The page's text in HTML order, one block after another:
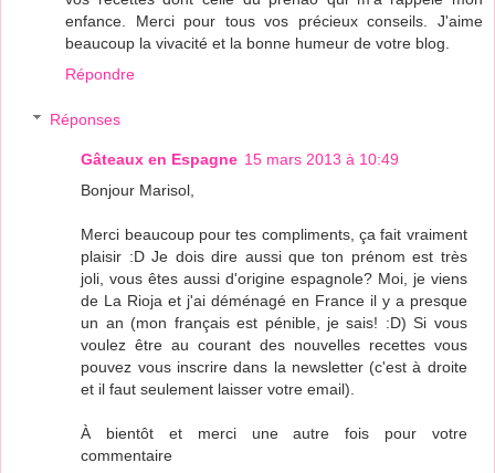
enfance. Merci pour tous vos précieux conseils. J'aime
beaucoup la vivacité et la bonne humeur de votre blog.
Répondre
Réponses
Gâteaux en Espagne 15 mars 2013 à 10:49
Bonjour Marisol,
Merci beaucoup pour tes compliments, ça fait vraiment
plaisir :D Je dois dire aussi que ton prénom est très
joli, vous êtes aussi d'origine espagnole? Moi, je viens
de La Rioja et j'ai déménagé en France il y a presque
un an (mon français est pénible, je sais! :D) Si vous
voulez être au courant des nouvelles recettes vous
pouvez vous inscrire dans la newsletter (c'est à droite
et il faut seulement laisser votre email).
À bientôt et merci une autre fois pour votre
commentaire